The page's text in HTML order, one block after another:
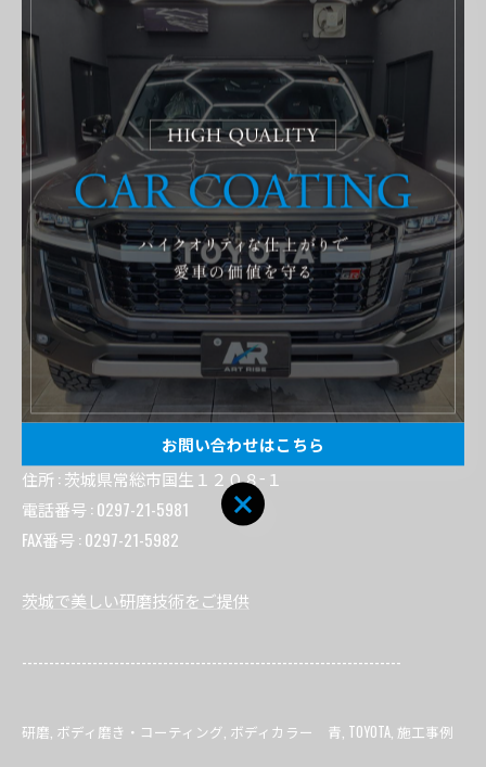
大切なお車を当店にお任せいただきありがとうございまし
た。
お客様のカーライフがより良いものになるようスタッフ一同
全力でサポートさせていただきますので、
今後ともよろしくお願いいたします。
メンテナンスや洗車方法など、気になることがございました
らお気軽にご相談ください。
----------------------------------------------------------------------
ART RISE アートライズ
住所 : 茨城県常総市国生１２０８−１
電話番号 : 0297-21-5981
FAX番号 : 0297-21-5982
茨城で美しい研磨技術をご提供
----------------------------------------------------------------------
研磨 ボディ磨き・コーティング ボディカラー 青 TOYOTA 施工事例
お問い合わせはこちら